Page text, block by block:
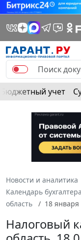
Бюджетный учет
Новости и аналитика
Календарь бухгалтера
область
18 января
Налоговый